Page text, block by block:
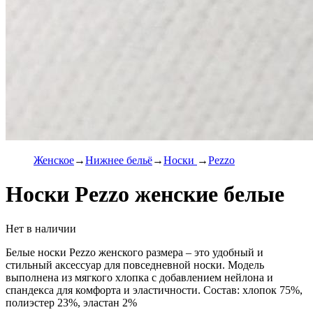
Женское Нижнее бельё Носки Pezzo
Носки Pezzo женские белые
Нет в наличии
Белые носки Pezzo женского размера – это удобный и
стильный аксессуар для повседневной носки. Модель
выполнена из мягкого хлопка с добавлением нейлона и
спандекса для комфорта и эластичности. Состав: хлопок 75%,
полиэстер 23%, эластан 2%